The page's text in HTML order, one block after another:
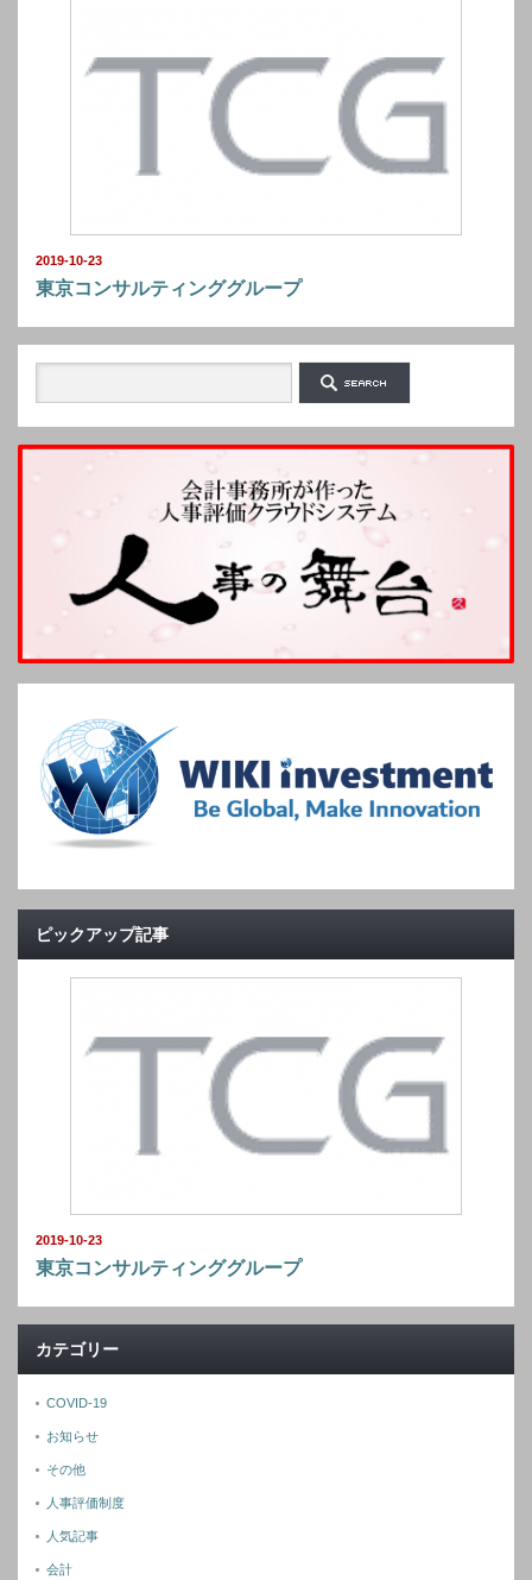
2019-10-23
東京コンサルティンググループ
ピックアップ記事
2019-10-23
東京コンサルティンググループ
カテゴリー
COVID-19
お知らせ
その他
人事評価制度
人気記事
会計